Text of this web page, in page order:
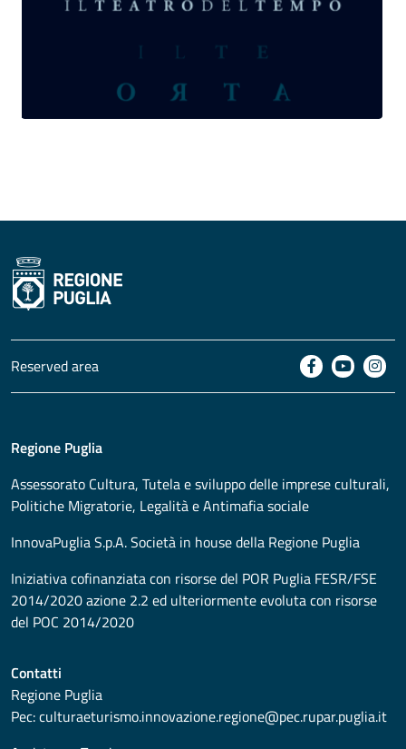
Reserved area
Regione Puglia
Assessorato Cultura, Tutela e sviluppo delle imprese culturali,
Politiche Migratorie, Legalità e Antimafia sociale
InnovaPuglia S.p.A. Società in house della Regione Puglia
Iniziativa cofinanziata con risorse del POR Puglia FESR/FSE
2014/2020 azione 2.2 ed ulteriormente evoluta con risorse
del POC 2014/2020
Contatti
Regione Puglia
Pec:culturaeturismo.innovazione.regione@pec.rupar.puglia.it